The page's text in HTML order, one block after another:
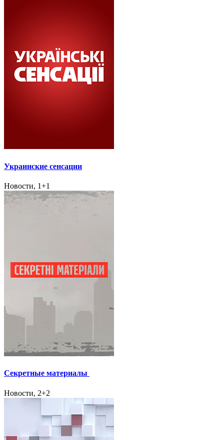
Украинские сенсации
Новости, 1+1
Секретные материалы
Новости, 2+2